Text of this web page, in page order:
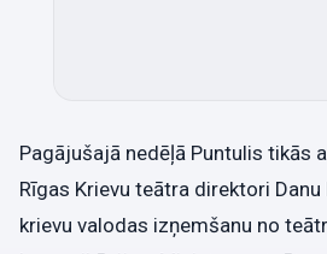
Pagājušajā nedēļā Puntulis tikās
Rīgas Krievu teātra direktori
krievu valodas izņemšanu no